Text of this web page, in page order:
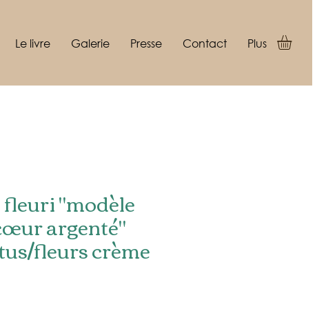
Le livre Galerie Presse Contact Plus
"modèle
argenté"
fleurs crème